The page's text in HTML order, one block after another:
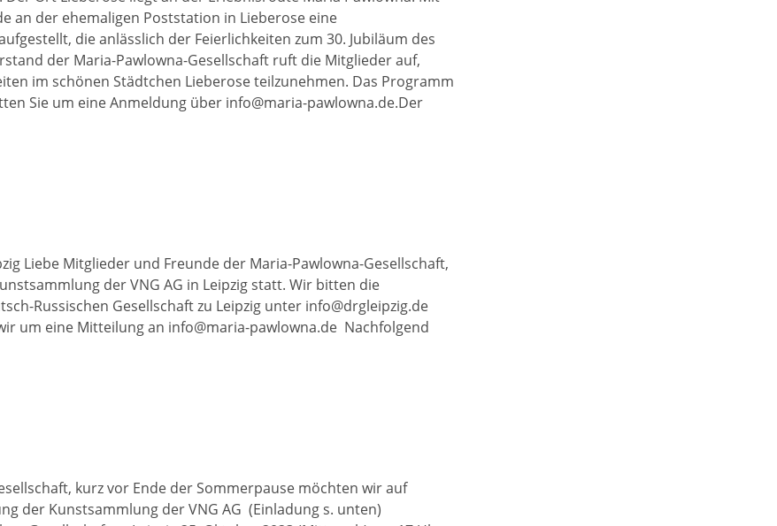
an der ehemaligen Poststation in Lieberose eine
die anlässlich der Feierlichkeiten zum 30. Jubiläum des
der Maria-Pawlowna-Gesellschaft ruft die Mitglieder auf,
im schönen Städtchen Lieberose teilzunehmen. Das Programm
Sie um eine Anmeldung über info@maria-pawlowna.de.Der
Liebe Mitglieder und Freunde der Maria-Pawlowna-Gesellschaft,
der VNG AG in Leipzig statt. Wir bitten die
Russischen Gesellschaft zu Leipzig unter info@drgleipzig.de
um eine Mitteilung an info@maria-pawlowna.de Nachfolgend
kurz vor Ende der Sommerpause möchten wir auf
der Kunstsammlung der VNG AG (Einladung s. unten)